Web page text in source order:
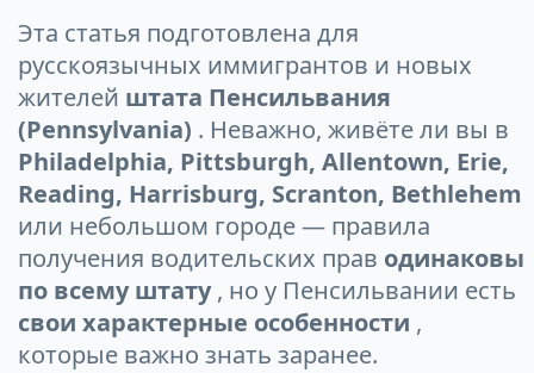
Эта статья подготовлена для
русскоязычных иммигрантов и новых
жителей штата Пенсильвания
(Pennsylvania) . Неважно, живёте ли вы в
Philadelphia, Pittsburgh, Allentown, Erie,
Reading, Harrisburg, Scranton, Bethlehem
или небольшом городе — правила
получения водительских прав одинаковы
по всему штату, но у Пенсильвании есть
свои характерные особенности ,
которые важно знать заранее.